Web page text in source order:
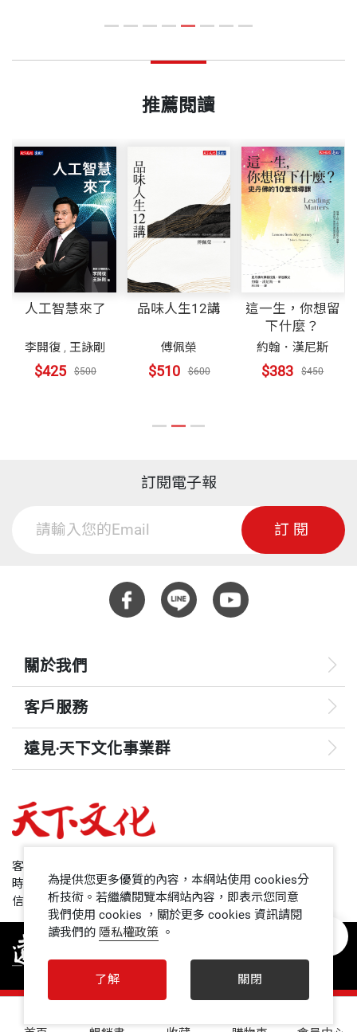
推薦閱讀
人工智慧來了
李開復 ,王詠剛
$425 $500
品味人生12講
傅佩榮
$510 $600
這一生，你想留
下什麼？
約翰．漢尼斯
$383 $450
訂閱電子報
訂閱
關於我們
客戶服務
遠見‧天下文化事業群
哈佛商業評論
領導影響力學院
1號課堂
客服專線：+886 2 2662-0012
時間：週一~週五9:00~12:30;13:30~17:00
信箱：service@cwgv.com.tw
為提供您更多優質的內容，本網站使用 cookies分
析技術。若繼續閱覽本網站內容，即表示您同意
我們使用 cookies ，關於更多 cookies 資訊請閱
讀我們的 隱私權政策 。
了解 關閉